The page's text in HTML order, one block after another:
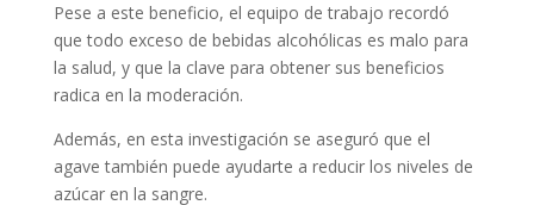
Pese a este beneficio, el equipo de trabajo recordó
que todo exceso de bebidas alcohólicas es malo para
la salud, y que la clave para obtener sus beneficios
radica en la moderación.
Además, en esta investigación se aseguró que el
agave también puede ayudarte a reducir los niveles de
azúcar en la sangre.